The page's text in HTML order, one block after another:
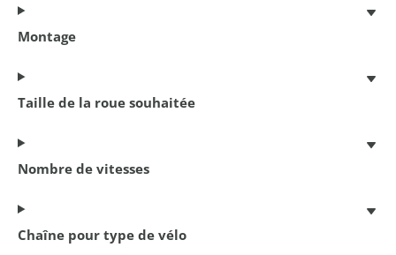
Montage
Taille de la roue souhaitée
Nombre de vitesses
Chaîne pour type de vélo
Antivol à câble spiralé
€ 6,95